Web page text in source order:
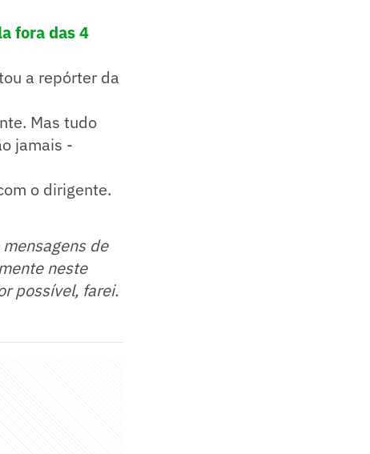
fora das 4
a repórter da
Mas tudo
jamais -
o dirigente.
de
neste
possível, farei.